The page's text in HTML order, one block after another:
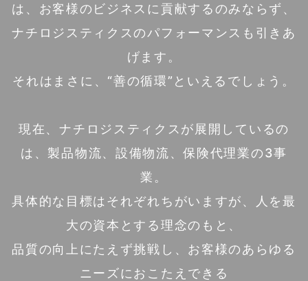
は、お客様のビジネスに貢献するのみならず、
ナチロジスティクスのパフォーマンスも引きあ
げます。
それはまさに、“善の循環”といえるでしょう。
現在、ナチロジスティクスが展開しているの
は、製品物流、設備物流、保険代理業の3事
業。
具体的な目標はそれぞれちがいますが、人を最
大の資本とする理念のもと、
品質の向上にたえず挑戦し、お客様のあらゆる
ニーズにおこたえできる